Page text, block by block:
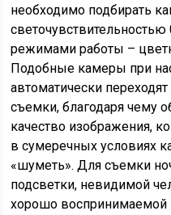
необходимо подбирать
режимами работы –
Подобные камеры при
автоматически
съемки, благодаря чему
качество изображения,
в сумеречных условиях
«шуметь». Для съемки
подсветки, невидимой
хорошо